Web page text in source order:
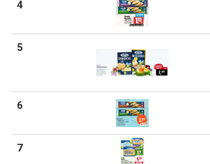
4
5
6
7